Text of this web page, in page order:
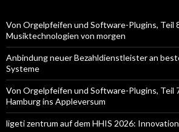
Von Orgelpfeifen und Software-Plugins, Teil
Musiktechnologien von morgen
Anbindung neuer Bezahldienstleister an
Systeme
Von Orgelpfeifen und Software-Plugins, Teil
Hamburg ins Appleversum
ligeti zentrum auf dem HHIS 2026: